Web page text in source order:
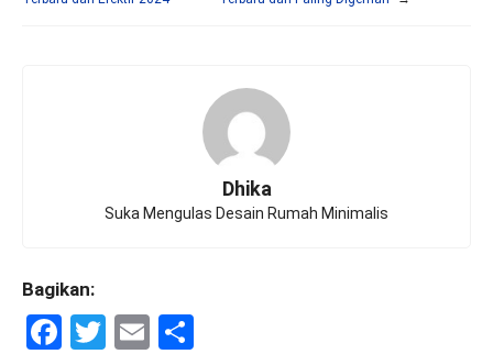
Dhika
Suka Mengulas Desain Rumah Minimalis
Bagikan:
F
T
E